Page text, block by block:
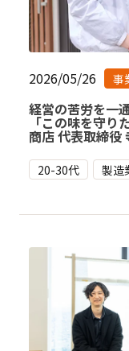
2026/05/26 事
経営の苦労を一
「この味を守
商店 代表取締役
20-30代 製造